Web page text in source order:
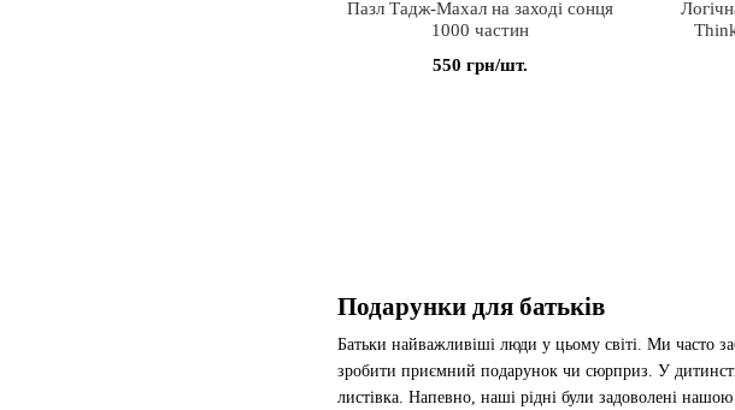
Подарунки для батьків
Батьки найважливіші люди у цьому світі. Ми часто
зробити приємний подарунок чи сюрприз. У
листівка. Напевно, наші рідні були задоволені
Пазл Тадж-Махал на заході сонця
1000 частин
550 грн/шт.